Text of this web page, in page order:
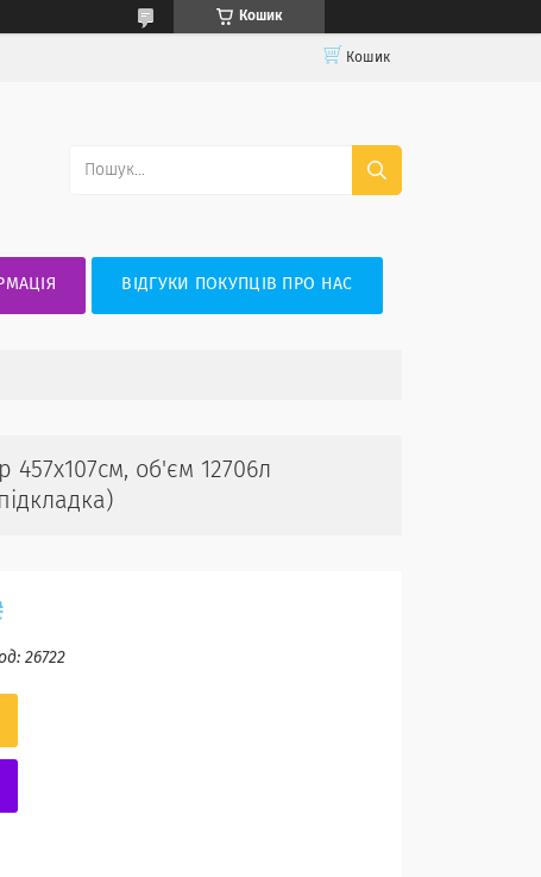
Кошик
Кошик
ВІДГУКИ ПОКУПЦІВ ПРО НАС
об'єм 12706л
26722